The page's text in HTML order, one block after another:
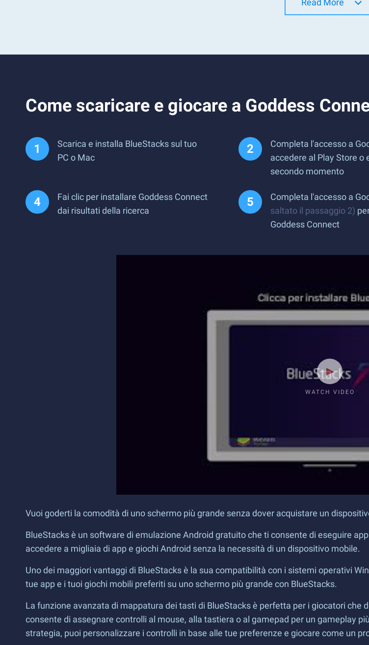
Read More
Come scaricare e giocare a Goddess
Scarica e installa BlueStacks sul tuo
PC o Mac
Completa l'accesso a
accedere al Play Store o
secondo momento
Fai clic per installare Goddess Connect
dai risultati della ricerca
Completa l'accesso a
saltato il passaggio 2)
Goddess Connect
WATCH VIDEO
Vuoi goderti la comodità di uno schermo più grande senza dover acquistare un
BlueStacks è un software di emulazione Android gratuito che ti consente di eseguire
accedere a migliaia di app e giochi Android senza la necessità di un dispositivo mobile.
Uno dei maggiori vantaggi di BlueStacks è la sua compatibilità con i sistemi operativi
tue app e i tuoi giochi mobili preferiti su uno schermo più grande con BlueStacks.
La funzione avanzata di mappatura dei tasti di BlueStacks è perfetta per i giocatori che
consente di assegnare controlli al mouse, alla tastiera o al gamepad per un gameplay
strategia, puoi personalizzare i controlli in base alle tue preferenze e giocare come un